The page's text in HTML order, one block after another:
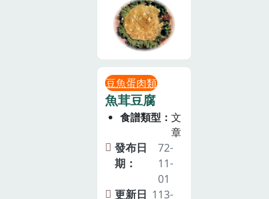
豆魚蛋肉類
魚茸豆腐
食譜類型
文
章
發布日
期：
72-
11-
01
更新日 113-